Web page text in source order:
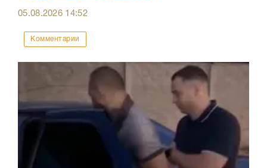
05.08.2026 14:52
Комментарии